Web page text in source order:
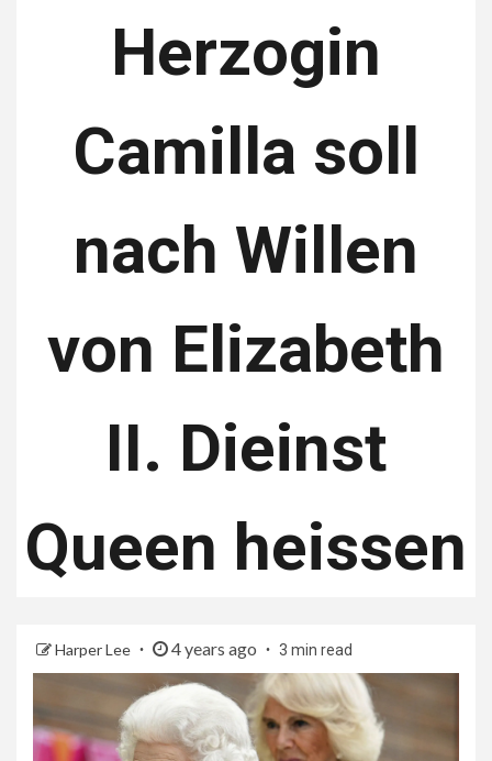
Herzogin
Camilla soll
nach Willen
von Elizabeth
II. Dieinst
Queen heissen
Harper Lee 4 years ago 3 min read